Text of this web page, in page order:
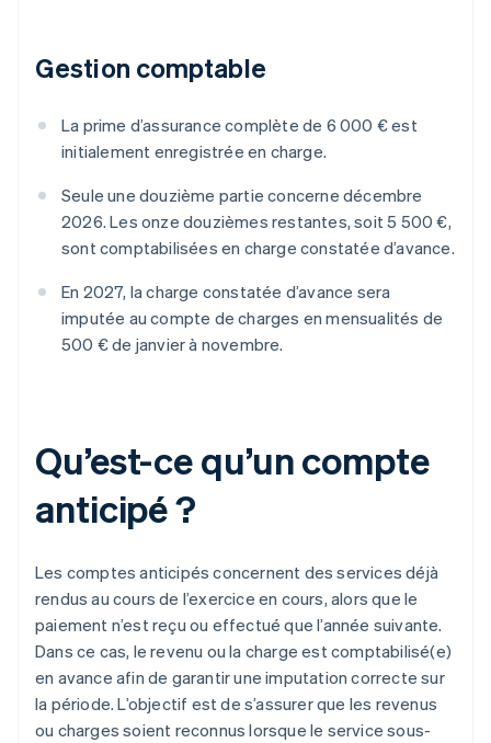
Gestion comptable
La prime d’assurance complète de 6 000 € est
initialement enregistrée en charge.
Seule une douzième partie concerne décembre
2026. Les onze douzièmes restantes, soit 5 500 €,
sont comptabilisées en charge constatée d’avance.
En 2027, la charge constatée d’avance sera
imputée au compte de charges en mensualités de
500 € de janvier à novembre.
Qu’est-ce qu’un compte
anticipé ?
Les comptes anticipés concernent des services déjà
rendus au cours de l’exercice en cours, alors que le
paiement n’est reçu ou effectué que l’année suivante.
Dans ce cas, le revenu ou la charge est comptabilisé(e)
en avance afin de garantir une imputation correcte sur
la période. L’objectif est de s’assurer que les revenus
ou charges soient reconnus lorsque le service sous-